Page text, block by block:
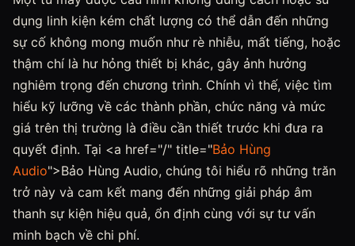
dụng linh kiện kém chất lượng có thể dẫn đến những
sự cố không mong muốn như rè nhiễu, mất tiếng, hoặc
thậm chí là hư hỏng thiết bị khác, gây ảnh hưởng
nghiêm trọng đến chương trình. Chính vì thế, việc tìm
hiểu kỹ lưỡng về các thành phần, chức năng và mức
giá trên thị trường là điều cần thiết trước khi đưa ra
quyết định. Tại <a href="/" title="Bảo Hùng
Audio">Bảo Hùng Audio, chúng tôi hiểu rõ những trăn
trở này và cam kết mang đến những giải pháp âm
thanh sự kiện hiệu quả, ổn định cùng với sự tư vấn
minh bạch về chi phí.